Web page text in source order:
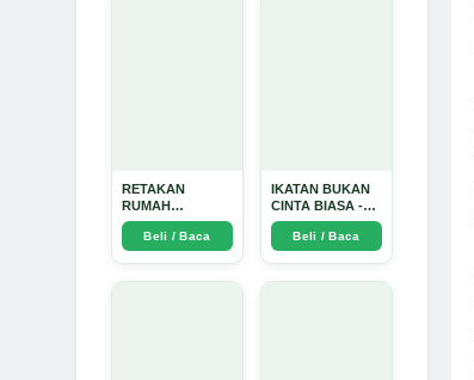
RETAKAN
RUMAH
TANGGA:
Sebuah
Perjalanan
Beli / Baca
IKATAN BUKAN
CINTA BIASA -
Arda Dinata
Beli / Baca